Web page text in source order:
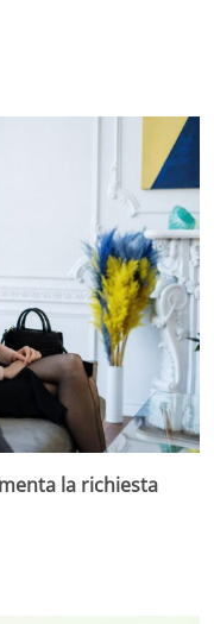
la richiesta